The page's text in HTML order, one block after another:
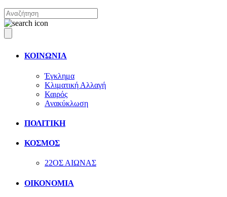
ΚΟΙΝΩΝΙΑ
Έγκλημα
Κλιματική Αλλαγή
Καιρός
Ανακύκλωση
ΠΟΛΙΤΙΚΗ
ΚΟΣΜΟΣ
22ΟΣ ΑΙΩΝΑΣ
ΟΙΚΟΝΟΜΙΑ